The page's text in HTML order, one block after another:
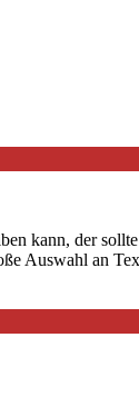
kann, der
Auswahl an